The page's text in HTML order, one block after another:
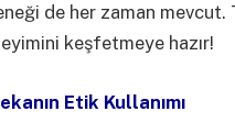
de her zaman mevcut.
keşfetmeye hazır!
Etik Kullanımı